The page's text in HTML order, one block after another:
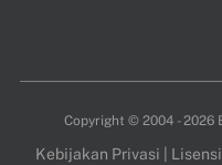
Copyright © 2004 - 2026
Kebijakan Privasi Lisensi